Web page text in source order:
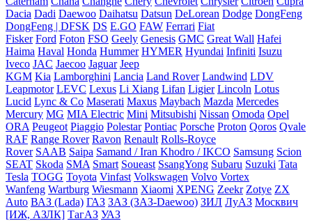
Dacia Dadi Daewoo Daihatsu Datsun DeLorean Dodge DongFeng
DongFeng | DFSK DS E.GO FAW Ferrari Fiat
Fisker Ford Foton FSO Geely Genesis GMC Great Wall Hafei
Haima Haval Honda Hummer HYMER Hyundai Infiniti Isuzu
Iveco JAC Jaecoo Jaguar Jeep
KGM Kia Lamborghini Lancia Land Rover Landwind LDV
Leapmotor LEVC Lexus Li Xiang Lifan Ligier Lincoln Lotus
Lucid Lync & Co Maserati Maxus Maybach Mazda Mercedes
Mercury MG MIA Electric Mini Mitsubishi Nissan Omoda Opel
ORA Peugeot Piaggio Polestar Pontiac Porsche Proton Qoros Qvale
RAF Range Rover Ravon Renault Rolls-Royce
Rover SAAB Saipa Samand / Iran Khodro / IKCO Samsung Scion
SEAT Skoda SMA Smart Soueast SsangYong Subaru Suzuki Tata
Tesla TOGG Toyota Vinfast Volkswagen Volvo Vortex
Wanfeng Wartburg Wiesmann Xiaomi XPENG Zeekr Zotye ZX
Auto ВАЗ (Lada) ГАЗ ЗАЗ (ЗАЗ-Daewoo) ЗИЛ ЛуАЗ Москвич
[ИЖ, АЗЛК] ТагАЗ УАЗ